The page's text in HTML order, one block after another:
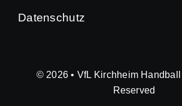
Datenschutz
© 2026 • VfL Kirchheim
Reserved